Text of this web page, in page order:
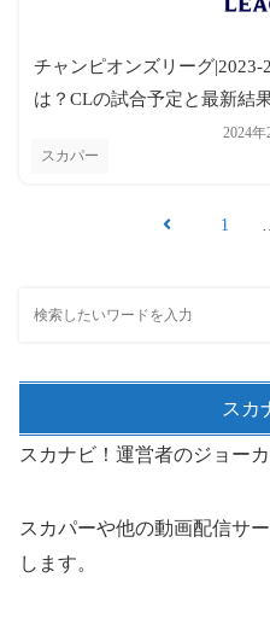
スカパー
2024年
チャンピオンズリーグ
は？CLの試合予定と最新結
1
スカ
スカナビ！運営者のジョーカ
スカパーや他の動画配信サ
します。